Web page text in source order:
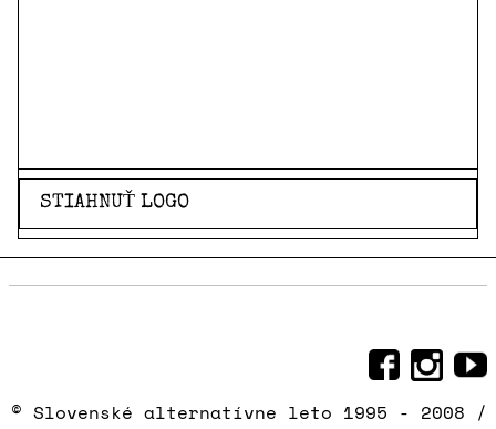
STIAHNUŤ LOGO
© Slovenské alternatívne leto 1995 - 2008 /